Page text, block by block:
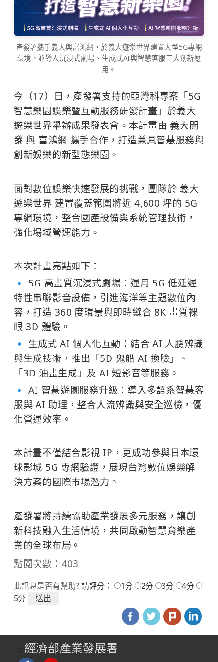
產發署攜手義大與富鴻網，於義大遊樂世界建置大型5G專網
環境，並導入沉浸式劇場、生成式AI與智慧客服三大創新應
用。
今（17）日，產發署支持的亞灣科專案「5G
智慧樂園娛樂暨互動服務研發計畫」於義大
遊樂世界舉辦成果發表會。本計畫由 義大開
發 與 富鴻網 攜手合作，打造兼具智慧服務與
創新娛樂的新型態樂園。
面對數位娛樂快速發展的挑戰，團隊於 義大
遊樂世界 建置覆蓋範圍將近 4,600 坪的 5G
專網環境，整合國產設備與系統管理技術，
強化場域營運能力。
本次計畫亮點如下：
🔹 5G 高畫質沉浸式劇場：運用 5G 低延遲
特性串聯影音設備，引進海洋等主題數位內
容，打造 360 度環景與即時縫合 8K 畫質裸
眼 3D 體驗。
🔹 生成式 AI 個人化互動：結合 AI 人臉辨識
與生成技術，推出「5D 鬼船 AI 換臉」、
「3D 油畫生成」及 AI 短影音等服務。
🔹 AI 智慧遊園服務升級：導入多語系智慧客
服與 AI 助理，整合人流辨識與安全巡檢，優
化營運效率。
本計畫不僅結合影視 IP，更成功參與日本環
球影城 5G 專網驗證，展現台灣數位娛樂解
決方案的國際市場潛力。
產發署將持續協助產業發展多元服務，讓創
新科技融入生活情境，共同啟動智慧育樂產
業的全球布局。
點閱次數：403
此訊息是否有幫助?請評分： 1分 2分 3分
4分
5分
::: 經濟部產業發展署